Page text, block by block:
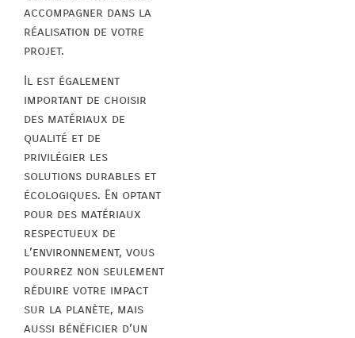
accompagner dans la
réalisation de votre
projet.
Il est également
important de choisir
des matériaux de
qualité et de
privilégier les
solutions durables et
écologiques. En optant
pour des matériaux
respectueux de
l’environnement, vous
pourrez non seulement
réduire votre impact
sur la planète, mais
aussi bénéficier d’un